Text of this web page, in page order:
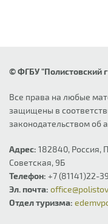
© ФГБУ "Полистовский
Все права на любые
защищены в
законодательством об
Адрес: 182840, Россия,
Советская, 9Б
Телефон: +7 (81141)22-
Эл. почта:
Отдел туризма: